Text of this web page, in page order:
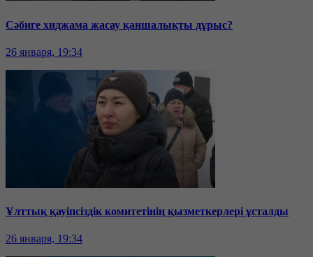
Сәбиге хиджама жасау қаншалықты дұрыс?
26 января, 19:34
Ұлттық қауіпсіздік комитетінің қызметкерлері ұсталды
26 января, 19:34